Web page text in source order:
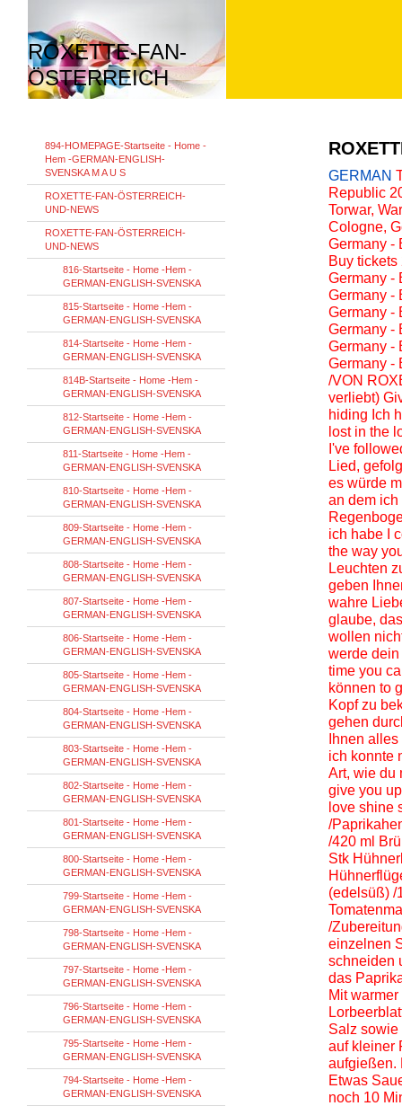
ROXETTE-FAN-
ÖSTERREICH
GERMAN
Republic
Torwar,
Cologne,
Germany -
Buy
Germany -
Germany -
Germany -
Germany -
Germany -
Germany -
/VON
verliebt)
hiding Ich
lost in the
I've
Lied,
es würde
an dem
ich habe I
the way
Leuchten
geben
wahre
glaube,
wollen
werde
time you
können to
Kopf zu
gehen
Ihnen
ich konnte
Art, wie du
give you
love shine
/
/420 ml
Stk
(edelsüß) /
/
einzelnen
schneiden
das
Mit
Salz sowie
auf kleiner
aufgießen.
Etwas
noch 10
894-HOMEPAGE-Startseite - Home -
Hem -GERMAN-ENGLISH-
SVENSKA M A U S
ROXETTE-FAN-ÖSTERREICH-
UND-NEWS
ROXETTE-FAN-ÖSTERREICH-
UND-NEWS
816-Startseite - Home -Hem -
GERMAN-ENGLISH-SVENSKA
815-Startseite - Home -Hem -
GERMAN-ENGLISH-SVENSKA
814-Startseite - Home -Hem -
GERMAN-ENGLISH-SVENSKA
814B-Startseite - Home -Hem -
GERMAN-ENGLISH-SVENSKA
812-Startseite - Home -Hem -
GERMAN-ENGLISH-SVENSKA
811-Startseite - Home -Hem -
GERMAN-ENGLISH-SVENSKA
810-Startseite - Home -Hem -
GERMAN-ENGLISH-SVENSKA
809-Startseite - Home -Hem -
GERMAN-ENGLISH-SVENSKA
808-Startseite - Home -Hem -
GERMAN-ENGLISH-SVENSKA
807-Startseite - Home -Hem -
GERMAN-ENGLISH-SVENSKA
806-Startseite - Home -Hem -
GERMAN-ENGLISH-SVENSKA
805-Startseite - Home -Hem -
GERMAN-ENGLISH-SVENSKA
804-Startseite - Home -Hem -
GERMAN-ENGLISH-SVENSKA
803-Startseite - Home -Hem -
GERMAN-ENGLISH-SVENSKA
802-Startseite - Home -Hem -
GERMAN-ENGLISH-SVENSKA
801-Startseite - Home -Hem -
GERMAN-ENGLISH-SVENSKA
800-Startseite - Home -Hem -
GERMAN-ENGLISH-SVENSKA
799-Startseite - Home -Hem -
GERMAN-ENGLISH-SVENSKA
798-Startseite - Home -Hem -
GERMAN-ENGLISH-SVENSKA
797-Startseite - Home -Hem -
GERMAN-ENGLISH-SVENSKA
796-Startseite - Home -Hem -
GERMAN-ENGLISH-SVENSKA
795-Startseite - Home -Hem -
GERMAN-ENGLISH-SVENSKA
794-Startseite - Home -Hem -
GERMAN-ENGLISH-SVENSKA